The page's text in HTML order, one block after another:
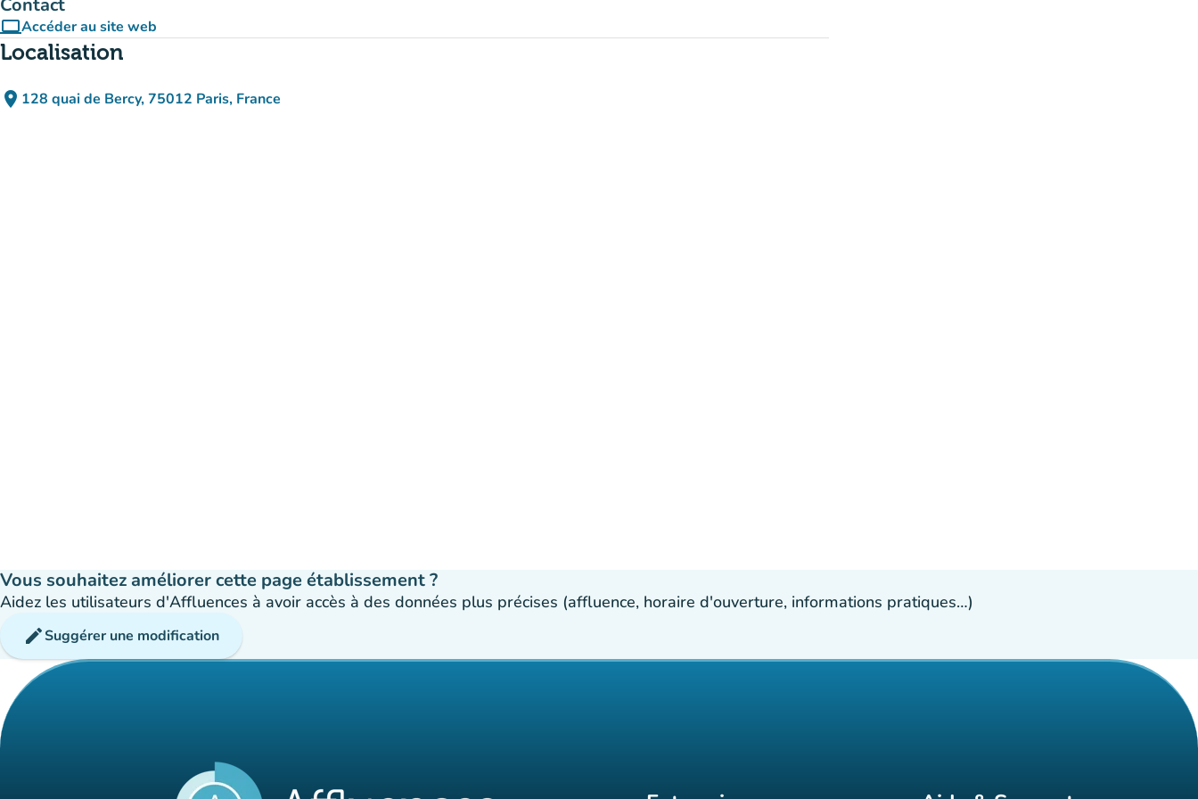
Contact
computerAccéder au site web
(nouvel onglet)
Localisation
place 128 quai de Bercy, 75012 Paris, France
(ouvrir dans Google Maps)
(nouvel onglet)
Vous souhaitez améliorer cette page établissement ?
Aidez les utilisateurs d'Affluences à avoir accès à des données plus précises (affluence, horaire d'ouverture, informations pratiques…)
editSuggérer une modification